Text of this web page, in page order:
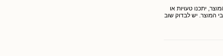
יתכנו טעויות או
המוצר. יש לבדוק שוב